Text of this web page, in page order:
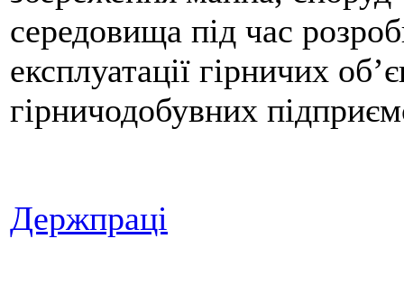
середовища під час
експлуатації гірничих
гірничодобувних
Держпраці